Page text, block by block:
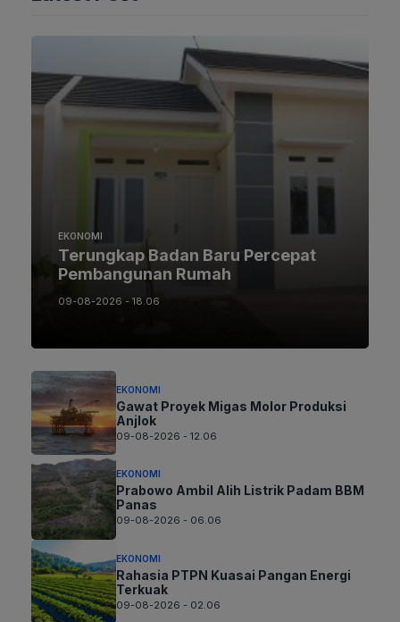
EKONOMI
Terungkap Badan Baru Percepat
Pembangunan Rumah
09-08-2026 - 18.06
EKONOMI
Gawat Proyek Migas Molor Produksi
Anjlok
09-08-2026 - 12.06
EKONOMI
Prabowo Ambil Alih Listrik Padam BBM
Panas
09-08-2026 - 06.06
EKONOMI
Rahasia PTPN Kuasai Pangan Energi
Terkuak
09-08-2026 - 02.06